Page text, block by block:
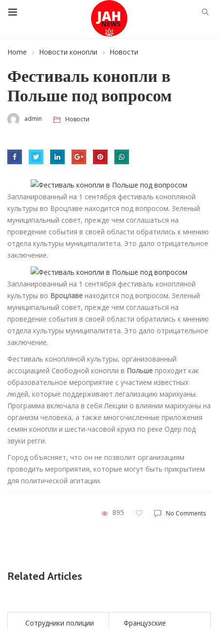
Home Новости конопли Новости
Фестиваль конопли в
Польше под вопросом
admin Новости
Запланированный на 1 сентября фестиваль конопляной
культуры во Вроцлаве находится под вопросом. Зеленый
муниципальный совет, прежде чем соглашаться на
проведение события в своей области обратились к мнению
отдела культуры муниципалитета. Это дало отрицательное
заключение.
Запланированный на 1 сентября фестиваль конопляной
культуры во Вроцлаве находится под вопросом. Зеленый
муниципальный совет, прежде чем соглашаться на
проведение события в своей области обратились к мнению
отдела культуры муниципалитета. Это дало отрицательное
заключение.
Фестиваль конопляной культуры, организованный
ассоциацией Свободной конопли в Польше проходит как
образовательное мероприятие с участием известных
людей, которые поддерживают легализацию марихуаны.
Программа включала в себя Лекции о влиянии марихуаны на
организм человека, а также многочисленные приложения
семян конопли и шести-часовой круиз по реке Одер под
звуки регги.
Город объясняет, что он не позволит организациям
проводить мероприятия, которые могут быть прикрытием
для политической агитации.
895 No Comments
Related Articles
Сотрудники полиции
Французские